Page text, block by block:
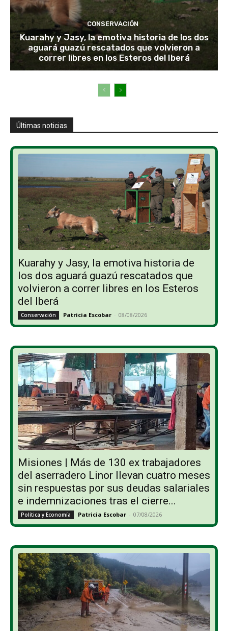
CONSERVACIÓN
Kuarahy y Jasy, la emotiva historia de los dos
aguará guazú rescatados que volvieron a
correr libres en los Esteros del Iberá
Últimas noticias
Kuarahy y Jasy, la emotiva historia de
los dos aguará guazú rescatados que
volvieron a correr libres en los Esteros
del Iberá
Conservación Patricia Escobar - 08/08/2026
Misiones | Más de 130 ex trabajadores
del aserradero Linor llevan cuatro meses
sin respuestas por sus deudas salariales
e indemnizaciones tras el cierre...
Política y Economía Patricia Escobar - 07/08/2026